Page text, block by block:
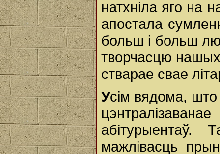
натхніла яго на
апостала
больш і больш
творчасцю нашых
стварае свае
Усім вядома, што
мажлівасць